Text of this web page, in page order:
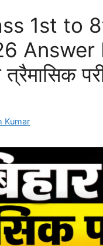
1st to
Answer
त्रैमासिक
Kumar